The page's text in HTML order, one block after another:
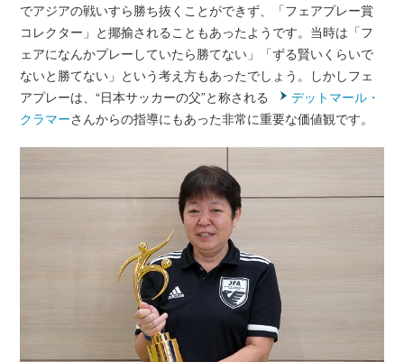
でアジアの戦いすら勝ち抜くことができず、「フェアプレー賞
コレクター」と揶揄されることもあったようです。当時は「フ
ェアになんかプレーしていたら勝てない」「ずる賢いくらいで
ないと勝てない」という考え方もあったでしょう。しかしフェ
アプレーは、“日本サッカーの父”と称される
デットマール・
クラマーさんからの指導にもあった非常に重要な価値観です。